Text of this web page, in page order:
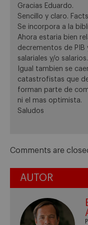
Gracias Eduardo.
Sencillo y claro.
Se incorpora a la
Ahora estaria bien
decrementos de
salariales y/o salarios.
Igual tambien se
catastrofistas que
forman parte de
ni el mas optimista.
Saludos
Comments are
AUTOR